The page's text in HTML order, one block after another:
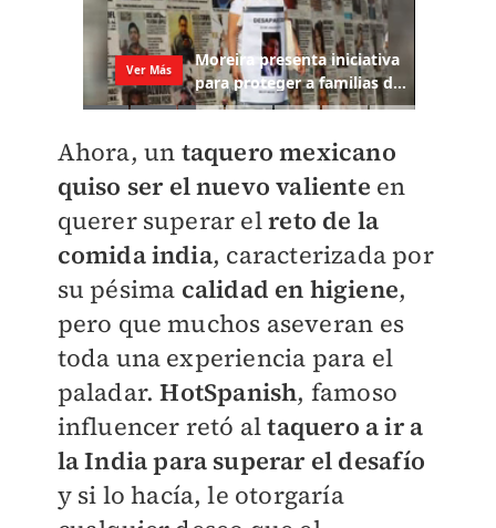
Ahora, un taquero mexicano
quiso ser el nuevo valiente en
querer superar elreto de la
comida india, caracterizada por
su pésima calidad en higiene,
pero que muchos aseveran es
toda una experiencia para el
paladar.HotSpanish, famoso
influencer retó altaquero a ir a
la India para superar el desafío
y si lo hacía, le otorgaría